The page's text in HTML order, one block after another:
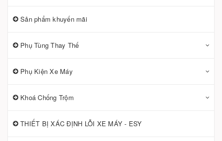
Sản phẩm khuyến mãi
Phụ Tùng Thay Thế
Phụ Kiện Xe Máy
Khoá Chống Trộm
THIẾT BỊ XÁC ĐỊNH LỖI XE MÁY - ESY